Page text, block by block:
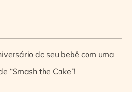
do seu bebê com uma
“Smash the Cake”!